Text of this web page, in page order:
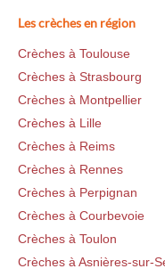
Les crèches en région
Crèches à Toulouse
Crèches à Strasbourg
Crèches à Montpellier
Crèches à Lille
Crèches à Reims
Crèches à Rennes
Crèches à Perpignan
Crèches à Courbevoie
Crèches à Toulon
Crèches à Asnières-sur-